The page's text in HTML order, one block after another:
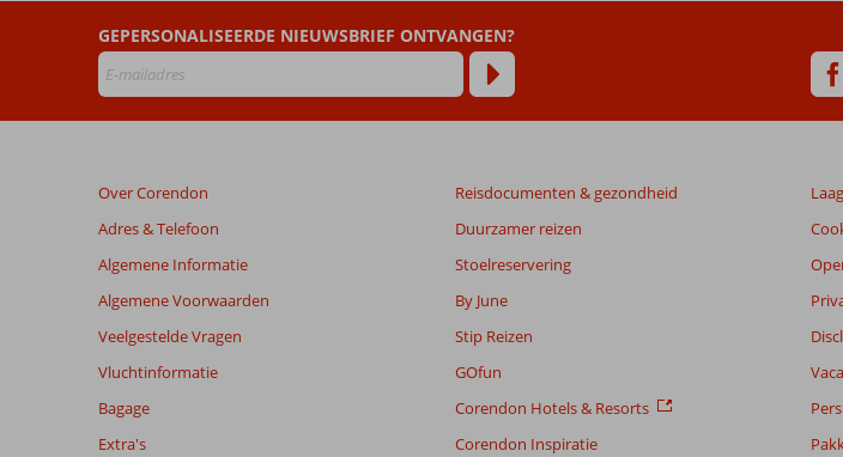
Beoordelingen
die
ouder
zijn
maanden
worden
niet
meer
weergegeven
om
de
relevantie
van
GEPERSONALISEERDE NIEUWSBRIEF ONTVANGEN?
Over Corendon
Adres & Telefoon
Algemene Informatie
Algemene Voorwaarden
Veelgestelde Vragen
Vluchtinformatie
Bagage
Extra's
Reisdocumenten & gezondheid
Duurzamer reizen
Stoelreservering
By June
Stip Reizen
GOfun
Corendon Hotels & Resorts
Corendon Inspiratie
Pers